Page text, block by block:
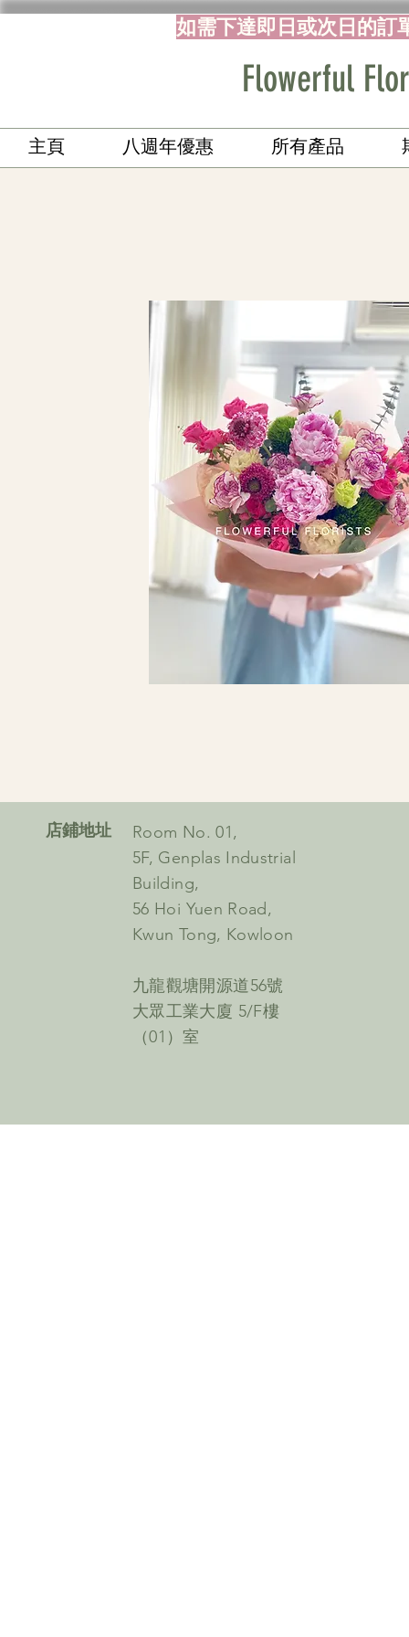
如需下達即日或次日的訂
Flowerful
主頁 八週年優惠 所有產品
​店鋪地址
Room No. 01,
5F, Genplas Industrial
Building,
56 Hoi Yuen Road,
Kwun Tong, Kowloon
九龍觀塘開源道56號
大眾工業大廈 5/F樓
（01）室